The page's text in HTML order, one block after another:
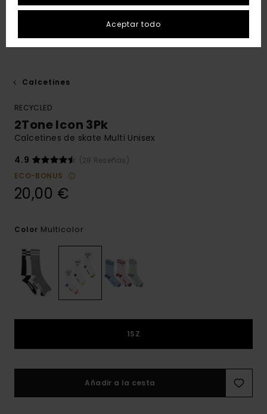
Calcetines
RECYCLED
2Tone Icon 3Pk
Calcetines de skate Multi Unisex
4.9
(28 Reseñas)
ECO-BONUS
20,00 €
Color Multicolor
1SZ
Añadir a la cesta
Aceptar todo